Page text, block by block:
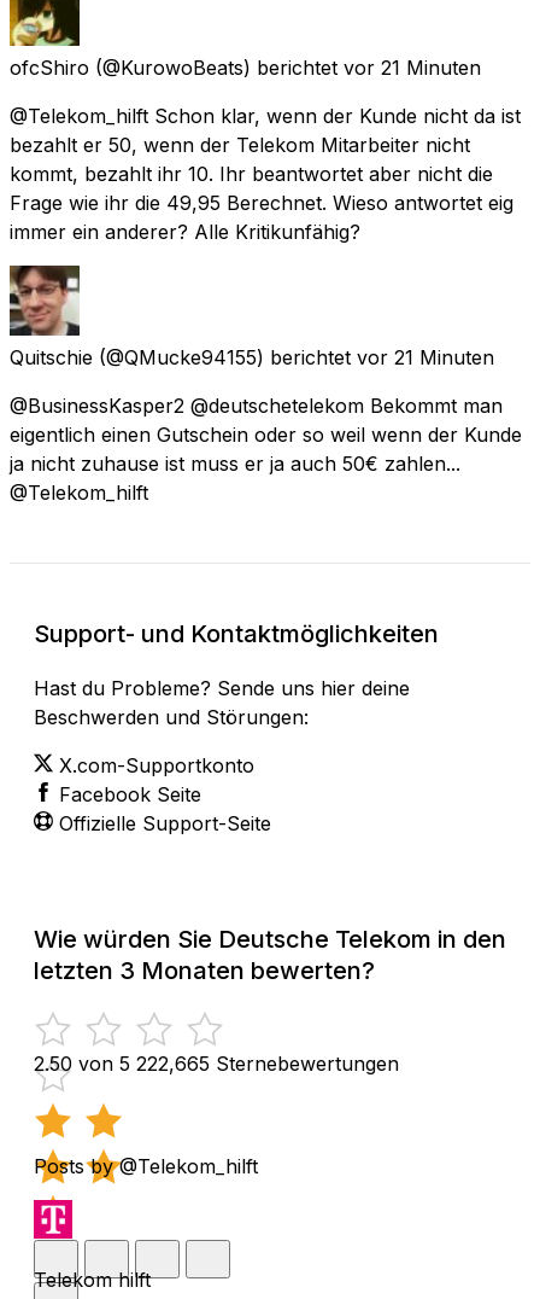
ofcShiro (@KurowoBeats) berichtet vor 21 Minuten
@Telekom_hilft Schon klar, wenn der Kunde nicht da ist
bezahlt er 50, wenn der Telekom Mitarbeiter nicht
kommt, bezahlt ihr 10. Ihr beantwortet aber nicht die
Frage wie ihr die 49,95 Berechnet. Wieso antwortet eig
immer ein anderer? Alle Kritikunfähig?
Quitschie (@QMucke94155) berichtet vor 21 Minuten
@BusinessKasper2 @deutschetelekom Bekommt man
eigentlich einen Gutschein oder so weil wenn der Kunde
ja nicht zuhause ist muss er ja auch 50€ zahlen...
@Telekom_hilft
Support- und Kontaktmöglichkeiten
Hast du Probleme? Sende uns hier deine
Beschwerden und Störungen:
X.com-Supportkonto
Facebook Seite
Offizielle Support-Seite
Wie würden Sie Deutsche Telekom in den
letzten 3 Monaten bewerten?
2.50 von 5 222,665 Sternebewertungen
Posts by @Telekom_hilft
Telekom hilft